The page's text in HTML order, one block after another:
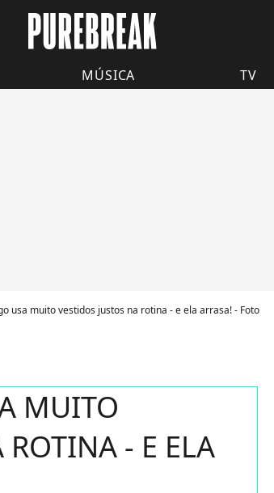
MÚSICA TV
usa muito vestidos justos na rotina - e ela arrasa! - Foto
MUITO
ROTINA - E ELA